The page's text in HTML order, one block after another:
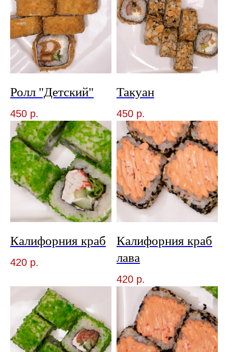
Ролл "Детский"
450 р.
Такуан
450 р.
Калифорния краб
420 р.
Калифорния краб
лава
420 р.